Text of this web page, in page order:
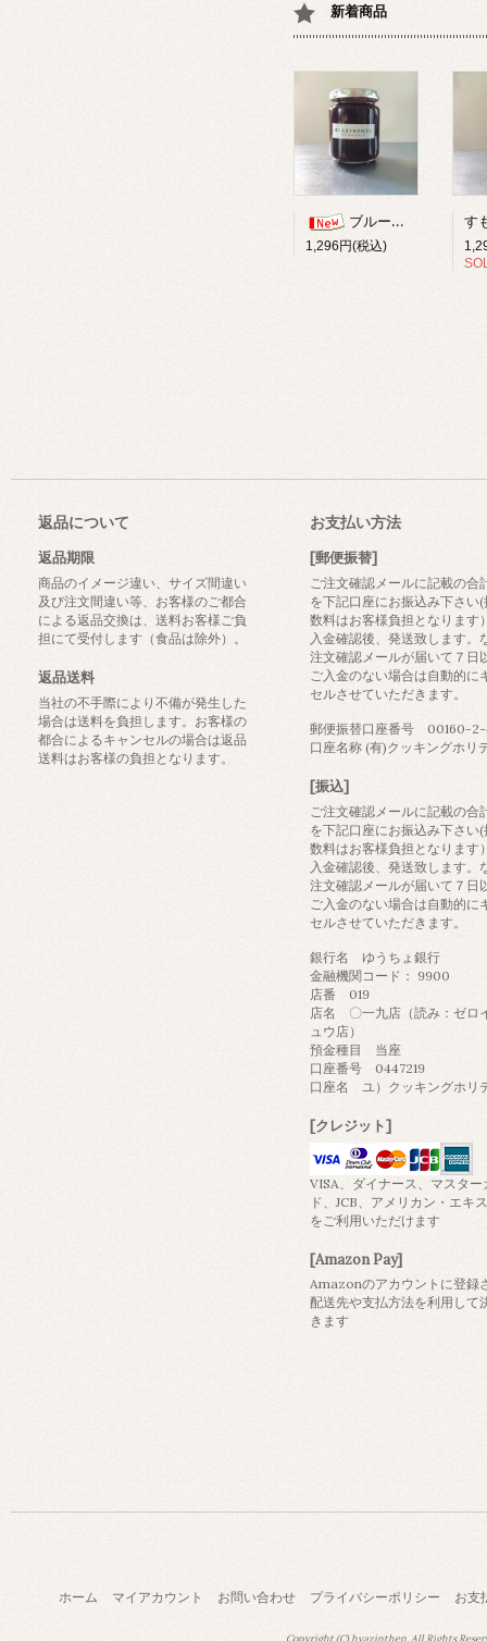
新着商品
ブルーベリー柚子ジャム
1,296円(税込)
返品について
返品期限
商品のイメージ違い、サイズ間違い
及び注文間違い等、お客様のご都合
による返品交換は、送料お客様ご負
担にて受付します（食品は除外）。
返品送料
当社の不手際により不備が発生した
場合は送料を負担します。お客様の
都合によるキャンセルの場合は返品
送料はお客様の負担となります。
お支払い方法
[郵便振替]
ご注文確認メールに記載の合
を下記口座にお振込み下さい
数料はお客様負担となります
入金確認後、発送致します。
注文確認メールが届いて７日
ご入金のない場合は自動的に
セルさせていただきます。
郵便振替口座番号 00160-2-
口座名称 (有)クッキングホリ
[振込]
ご注文確認メールに記載の合
を下記口座にお振込み下さい
数料はお客様負担となります
入金確認後、発送致します。
注文確認メールが届いて７日
ご入金のない場合は自動的に
セルさせていただきます。
銀行名 ゆうちょ銀行
金融機関コード： 9900
店番 019
店名 〇一九店（読み：ゼロ
ュウ店）
預金種目 当座
口座番号 0447219
口座名 ユ）クッキングホリ
[クレジット]
VISA、ダイナース、マスター
ド、JCB、アメリカン・エキ
をご利用いただけます
[Amazon Pay]
Amazonのアカウントに登録
配送先や支払方法を利用して
きます
ホーム マイアカウント お問い合わせ プライバシーポリシー お支
Copyright (C) hyazinthen. All Rights